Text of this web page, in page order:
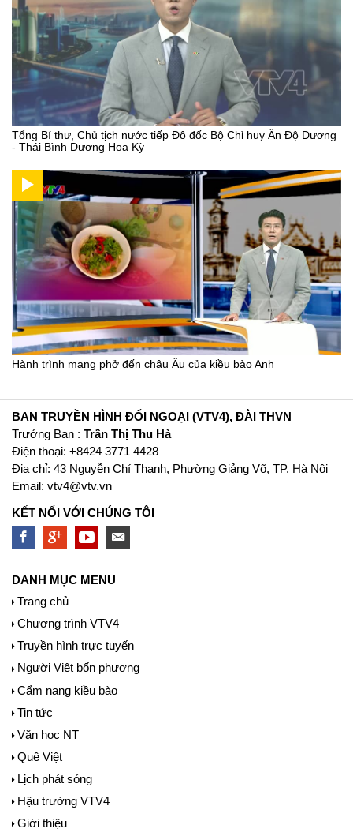
Tổng Bí thư, Chủ tịch nước tiếp Đô đốc Bộ Chỉ huy Ấn Độ Dương
- Thái Bình Dương Hoa Kỳ
Hành trình mang phở đến châu Âu của kiều bào Anh
BAN TRUYỀN HÌNH ĐỐI NGOẠI (VTV4), ĐÀI THVN
Trưởng Ban : Trần Thị Thu Hà
Ðiện thoại: +8424 3771 4428
Địa chỉ: 43 Nguyễn Chí Thanh, Phường Giảng Võ, TP. Hà Nội
Email: vtv4@vtv.vn
KẾT NỐI VỚI CHÚNG TÔI
DANH MỤC MENU
Trang chủ
Chương trình VTV4
Truyền hình trực tuyến
Người Việt bốn phương
Cẩm nang kiều bào
Tin tức
Văn học NT
Quê Việt
Lịch phát sóng
Hậu trường VTV4
Giới thiệu